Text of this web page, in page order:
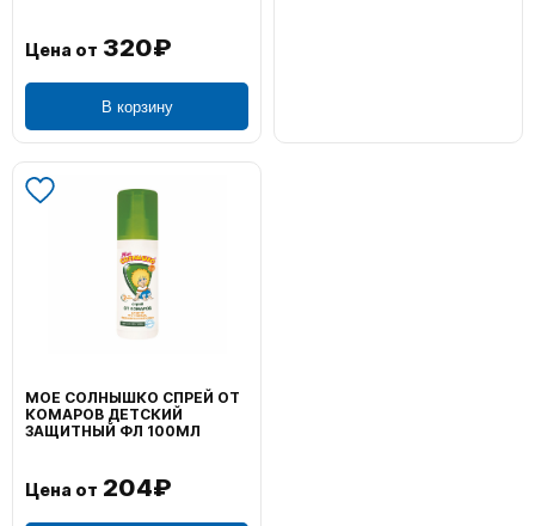
Цена от 320₽
В корзину
МОЕ СОЛНЫШКО СПРЕЙ ОТ
КОМАРОВ ДЕТСКИЙ
ЗАЩИТНЫЙ ФЛ 100МЛ
Цена от 204₽